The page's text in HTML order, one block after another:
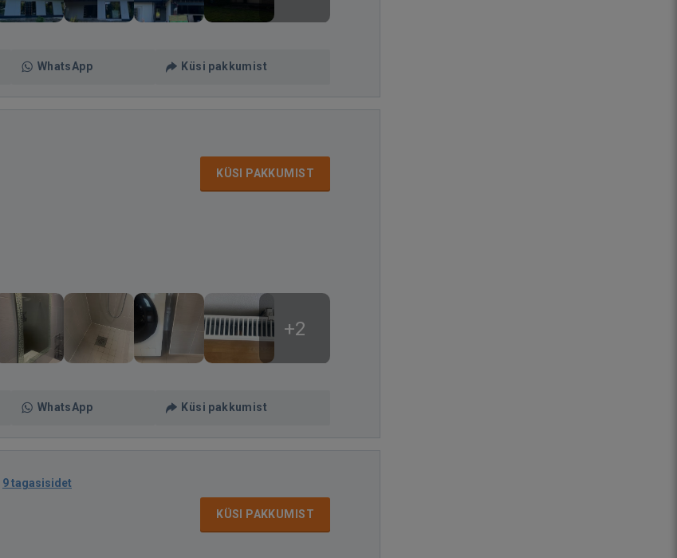
WhatsApp Küsi pakkumist
KÜSI PAKKUMIST
+2
WhatsApp Küsi pakkumist
9 tagasisidet
KÜSI PAKKUMIST